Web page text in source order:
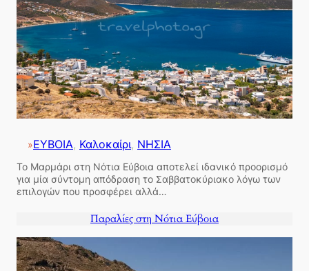
»ΕΥΒΟΙΑ, Καλοκαίρι, ΝΗΣΙΑ
Το Μαρμάρι στη Νότια Εύβοια αποτελεί ιδανικό προορισμό
για μία σύντομη απόδραση το Σαββατοκύριακο λόγω των
επιλογών που προσφέρει αλλά…
Παραλίες στη Νότια Εύβοια